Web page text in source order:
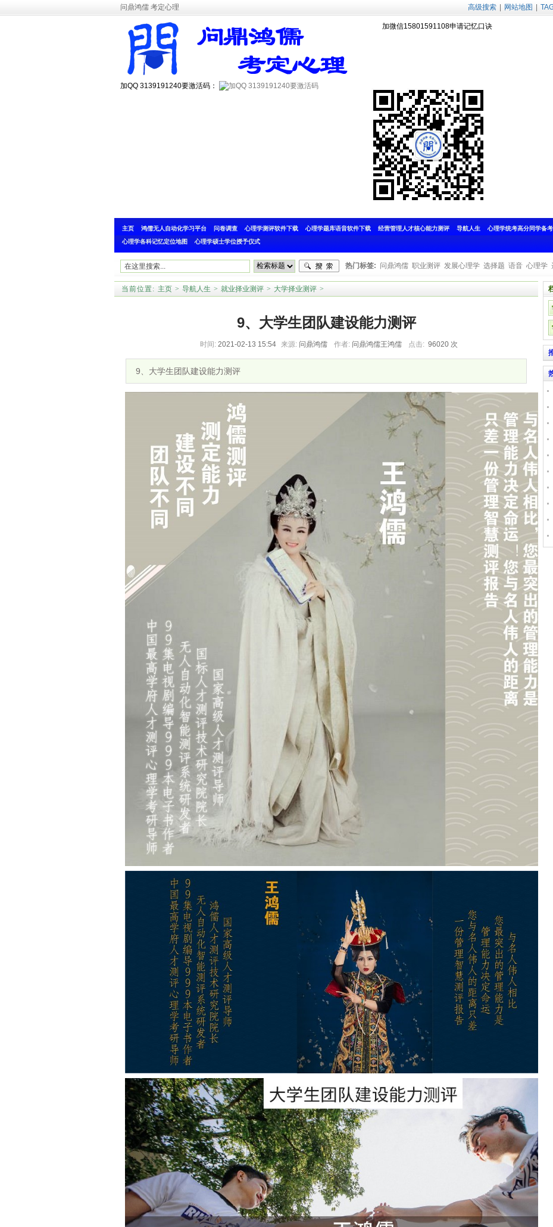
问鼎鸿儒 考定心理 高级搜索 网站地图
加QQ 3139191240要激活码：
加微信15801591108申请记忆口诀
主页 鸿儒无人自动化学习平台 问卷调查 心理学测评软件下载 心理学题库语音软件下载 经营管理人才核心能力测评 导航人生 心理学统考高分同学备
心理学各科记忆定位地图
心理学硕士学位授予仪式
热门标签: 问鼎鸿儒 职业测评 发展心理学 选择题 语音 心理学
当前位置: 主页 > 导航人生 > 就业择业测评 > 大学择业测评 >
9、大学生团队建设能力测评
时间: 2021-02-13 15:54 来源: 问鼎鸿儒 作者: 问鼎鸿儒王鸿儒 点击: 96020 次
9、大学生团队建设能力测评